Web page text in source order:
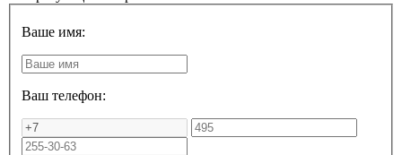
Ваше имя:
Ваш телефон: